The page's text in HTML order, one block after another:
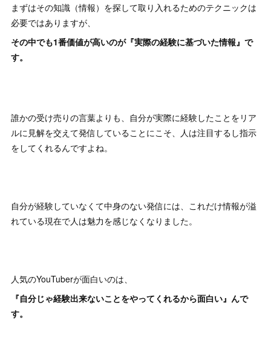
まずはその知識（情報）を探して取り入れるためのテクニックは
必要ではありますが、
その中でも1番価値が高いのが『実際の経験に基づいた情報』で
す。
誰かの受け売りの言葉よりも、自分が実際に経験したことをリア
ルに見解を交えて発信していることにこそ、人は注目するし指示
をしてくれるんですよね。
自分が経験していなくて中身のない発信には、これだけ情報が溢
れている現在で人は魅力を感じなくなりました。
人気のYouTuberが面白いのは、
『自分じゃ経験出来ないことをやってくれるから面白い』んで
す。